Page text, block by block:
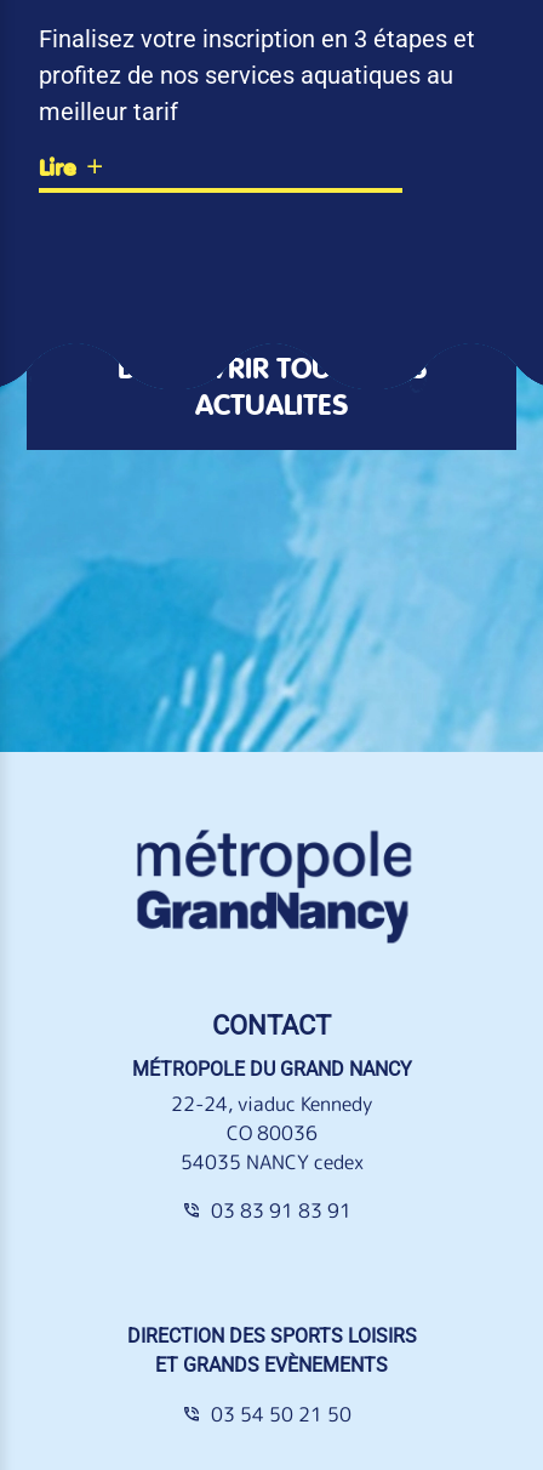
Finalisez votre inscription en 3 étapes et
profitez de nos services aquatiques au
meilleur tarif
Lire
DÉCOUVRIR TOUTES LES
ACTUALITÉS
CONTACT
MÉTROPOLE DU GRAND NANCY
22-24, viaduc Kennedy
CO 80036
54035 NANCY cedex
03 83 91 83 91
DIRECTION DES SPORTS LOISIRS
ET GRANDS EVÈNEMENTS
03 54 50 21 50